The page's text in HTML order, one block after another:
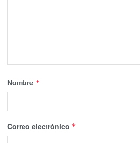
Nombre *
Correo electrónico *